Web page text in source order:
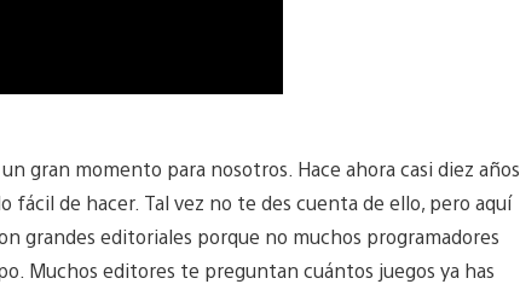
gran momento para nosotros. Hace ahora casi diez años
fácil de hacer. Tal vez no te des cuenta de ello, pero aquí
grandes editoriales porque no muchos programadores
Muchos editores te preguntan cuántos juegos ya has